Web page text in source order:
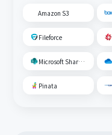
Amazon S3
Fileforce
Microsoft SharePoint
Pinata